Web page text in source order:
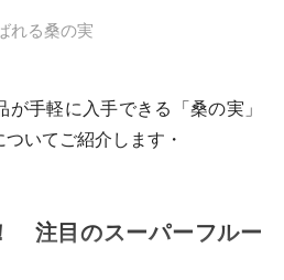
れる桑の実
手軽に入手できる「桑の実」
ついてご紹介します・
注目のスーパーフルー